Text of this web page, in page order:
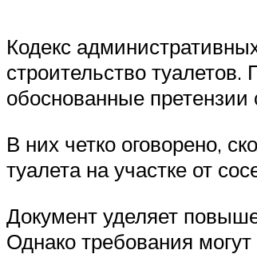
Кодекс
строительство
обоснованные
В них четко оговорено,
туалета на участке от
Документ уделяет
Однако требования могут